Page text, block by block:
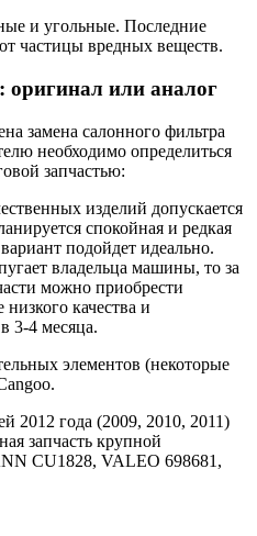
и угольные. Последние
частицы вредных веществ.
или аналог
замена салонного фильтра
необходимо определиться
запчастью:
изделий допускается
спокойная и редкая
подойдет идеально.
владельца машины, то за
можно приобрести
низкого качества и
3-4 месяца.
элементов (некоторые
2012 года (2009, 2010, 2011)
запчасть крупной
CU1828, VALEO 698681,